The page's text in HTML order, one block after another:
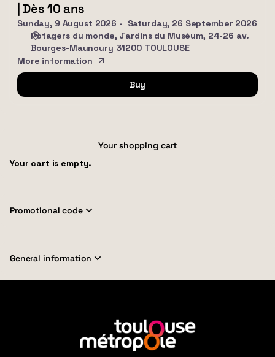
| Dès 10 ans
Sunday, 9 August 2026
Saturday, 26 September 2026
Potagers du monde Jardins du Muséum, 24-26 av.
Bourges-Maunoury 31200 TOULOUSE
More information
Buy
Your shopping cart
Your cart is empty.
Promotional code
General information